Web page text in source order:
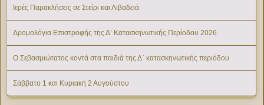
Ιερές Παρακλήσεις σε Στείρι και Λιβαδειά
Δρομολόγια Επιστροφής της Δ’ Κατασκηνωτικής Περίοδου 2026
Ο Σεβασμιώτατος κοντά στα παιδιά της Δ΄ κατασκηνωτικής περιόδου
Σάββατο 1 και Κυριακή 2 Αυγούστου